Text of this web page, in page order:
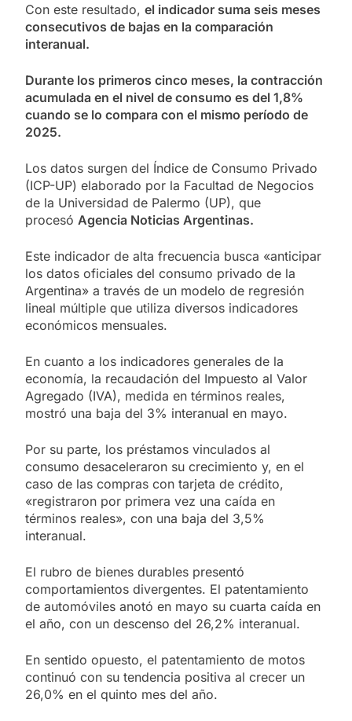
Con este resultado, el indicador suma seis meses
consecutivos de bajas en la comparación
interanual.
Durante los primeros cinco meses, la contracción
acumulada en el nivel de consumo es del 1,8%
cuando se lo compara con el mismo período de
2025.
Los datos surgen del Índice de Consumo Privado
(ICP-UP) elaborado por la Facultad de Negocios
de la Universidad de Palermo (UP), que
procesó Agencia Noticias Argentinas.
Este indicador de alta frecuencia busca «anticipar
los datos oficiales del consumo privado de la
Argentina» a través de un modelo de regresión
lineal múltiple que utiliza diversos indicadores
económicos mensuales.
En cuanto a los indicadores generales de la
economía, la recaudación del Impuesto al Valor
Agregado (IVA), medida en términos reales,
mostró una baja del 3% interanual en mayo.
Por su parte, los préstamos vinculados al
consumo desaceleraron su crecimiento y, en el
caso de las compras con tarjeta de crédito,
«registraron por primera vez una caída en
términos reales», con una baja del 3,5%
interanual.
El rubro de bienes durables presentó
comportamientos divergentes. El patentamiento
de automóviles anotó en mayo su cuarta caída en
el año, con un descenso del 26,2% interanual.
En sentido opuesto, el patentamiento de motos
continuó con su tendencia positiva al crecer un
26,0% en el quinto mes del año.